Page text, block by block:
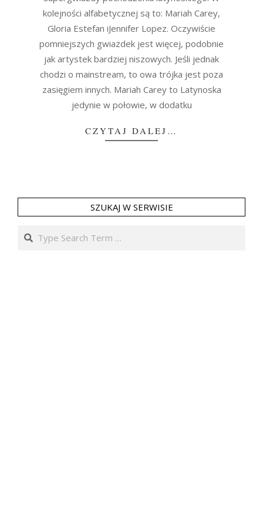
kolejności alfabetycznej są to: Mariah Carey,
Gloria Estefan iJennifer Lopez. Oczywiście
pomniejszych gwiazdek jest więcej, podobnie
jak artystek bardziej niszowych. Jeśli jednak
chodzi o mainstream, to owa trójka jest poza
zasięgiem innych. Mariah Carey to Latynoska
jedynie w połowie, w dodatku
CZYTAJ DALEJ…
SZUKAJ W SERWISIE
Search